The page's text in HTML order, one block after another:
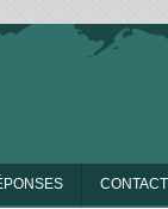
CONTACT